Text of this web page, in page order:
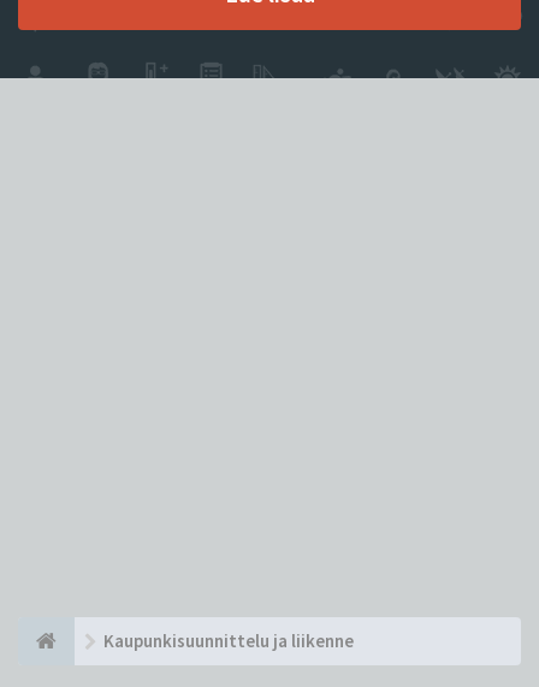
Kaupunkisuunnittelu ja liikenne